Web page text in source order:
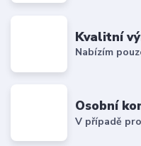
Kvalitní
Nabízím
Osobní
V případě